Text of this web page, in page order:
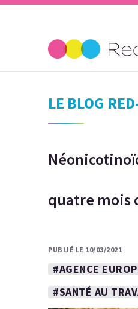
LE BLOG
quatre mois
PUBLIÉ LE 10/03/2021
#AGENCE
#SANTÉ AU